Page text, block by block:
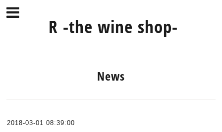
R -the wine shop-
News
2018-03-01 08:39:00